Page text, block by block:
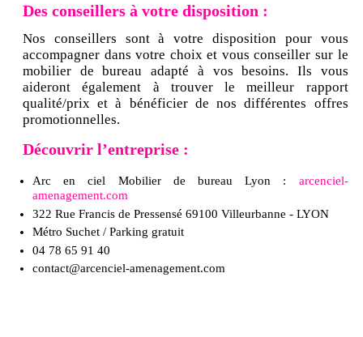
Des conseillers à votre disposition :
Nos conseillers sont à votre disposition pour vous
accompagner dans votre choix et vous conseiller sur le
mobilier de bureau adapté à vos besoins. Ils vous
aideront également à trouver le meilleur rapport
qualité/prix et à bénéficier de nos différentes offres
promotionnelles.
Découvrir l’entreprise :
Arc en ciel Mobilier de bureau Lyon : arcenciel-
amenagement.com
322 Rue Francis de Pressensé 69100 Villeurbanne - LYON
Métro Suchet / Parking gratuit
04 78 65 91 40
contact@arcenciel-amenagement.com